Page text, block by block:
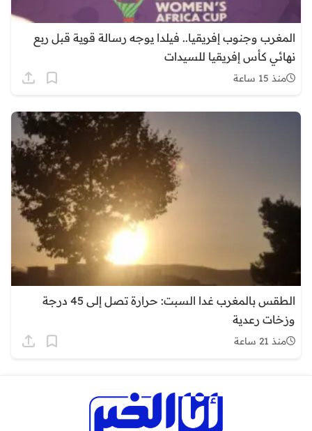
المغرب وجنوب إفريقيا.. فيلدا يوجه رسالة قوية قبل ربع
نهائي كأس إفريقيا للسيدات
منذ 15 ساعة
الطقس بالمغرب غدا السبت: حرارة تصل إلى 45 درجة
وزخات رعدية
منذ 21 ساعة